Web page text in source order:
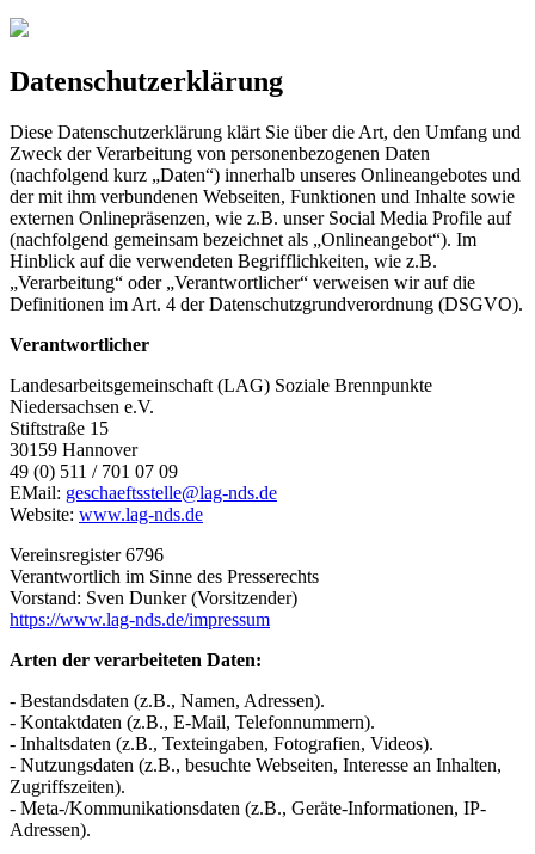
Datenschutzerklärung
Diese Datenschutzerklärung klärt Sie über die Art, den Umfang und
Zweck der Verarbeitung von personenbezogenen Daten
(nachfolgend kurz „Daten“) innerhalb unseres Onlineangebotes und
der mit ihm verbundenen Webseiten, Funktionen und Inhalte sowie
externen Onlinepräsenzen, wie z.B. unser Social Media Profile auf
(nachfolgend gemeinsam bezeichnet als „Onlineangebot“). Im
Hinblick auf die verwendeten Begrifflichkeiten, wie z.B.
„Verarbeitung“ oder „Verantwortlicher“ verweisen wir auf die
Definitionen im Art. 4 der Datenschutzgrundverordnung (DSGVO).
Verantwortlicher
Landesarbeitsgemeinschaft (LAG) Soziale Brennpunkte
Niedersachsen e.V.
Stiftstraße 15
30159 Hannover
49 (0) 511 / 701 07 09
EMail: geschaeftsstelle@lag-nds.de
Website: www.lag-nds.de
Vereinsregister 6796
Verantwortlich im Sinne des Presserechts
Vorstand: Sven Dunker (Vorsitzender)
https://www.lag-nds.de/impressum
Arten der verarbeiteten Daten:
- Bestandsdaten (z.B., Namen, Adressen).
- Kontaktdaten (z.B., E-Mail, Telefonnummern).
- Inhaltsdaten (z.B., Texteingaben, Fotografien, Videos).
- Nutzungsdaten (z.B., besuchte Webseiten, Interesse an Inhalten,
Zugriffszeiten).
- Meta-/Kommunikationsdaten (z.B., Geräte-Informationen, IP-
Adressen).